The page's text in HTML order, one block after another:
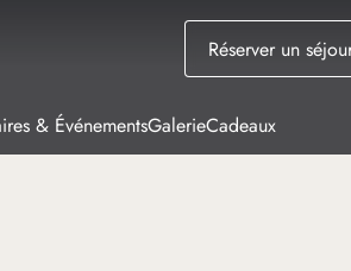
Réserver un
& ÉvénementsGalerieCadeaux